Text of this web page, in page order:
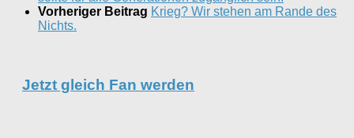
Vorheriger Beitrag Krieg? Wir stehen am Rande des
Nichts.
Jetzt gleich Fan werden